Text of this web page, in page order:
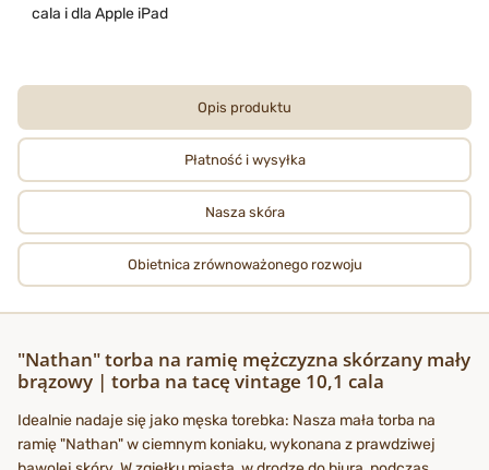
cala i dla Apple iPad
Opis produktu
Płatność i wysyłka
Nasza skóra
Obietnica zrównoważonego rozwoju
"Nathan" torba na ramię mężczyzna skórzany mały
brązowy | torba na tacę vintage 10,1 cala
Idealnie nadaje się jako męska torebka: Nasza mała torba na
ramię "Nathan" w ciemnym koniaku, wykonana z prawdziwej